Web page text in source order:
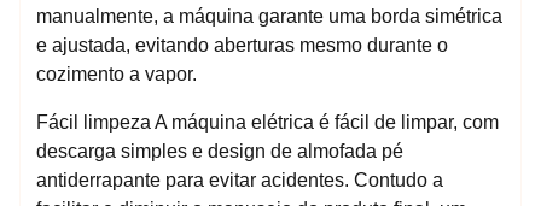
manualmente, a máquina garante uma borda simétrica
e ajustada, evitando aberturas mesmo durante o
cozimento a vapor.
Fácil limpeza A máquina elétrica é fácil de limpar, com
descarga simples e design de almofada pé
antiderrapante para evitar acidentes. Contudo a